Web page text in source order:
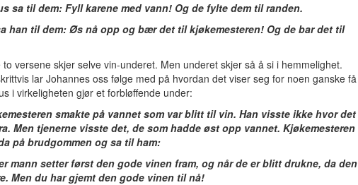
sa til dem: Fyll karene med vann! Og de fylte dem til randen.
han til dem: Øs nå opp og bær det til kjøkemesteren! Og de bar det til
to versene skjer selve vin-underet. Men underet skjer så å si i hemmelighet.
lar Johannes oss følge med på hvordan det viser seg for noen ganske få
i virkeligheten gjør et forbløffende under:
smakte på vannet som var blitt til vin. Han visste ikke hvor det
Men tjenerne visste det, de som hadde øst opp vannet. Kjøkemesteren
på brudgommen og sa til ham:
mann setter først den gode vinen fram, og når de er blitt drukne, da den
Men du har gjemt den gode vinen til nå!